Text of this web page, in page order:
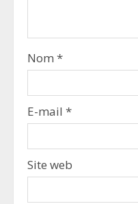
Nom *
E-mail *
Site web